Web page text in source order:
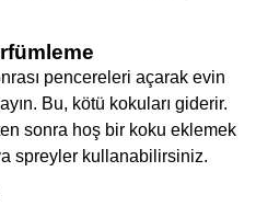
pencereleri açarak evin
Bu, kötü kokuları giderir.
sonra hoş bir koku eklemek
spreyler kullanabilirsiniz.